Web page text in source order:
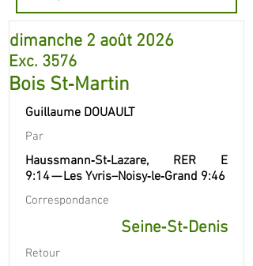
dimanche 2 août 2026
Exc. 3576
Bois St‐Martin
Guillaume DOUAULT
Par
Haussmann‐St‐Lazare, RER E
9:14 — Les Yvris–Noisy‐le‐Grand 9:46
Correspondance
Seine‐St‐Denis
Retour